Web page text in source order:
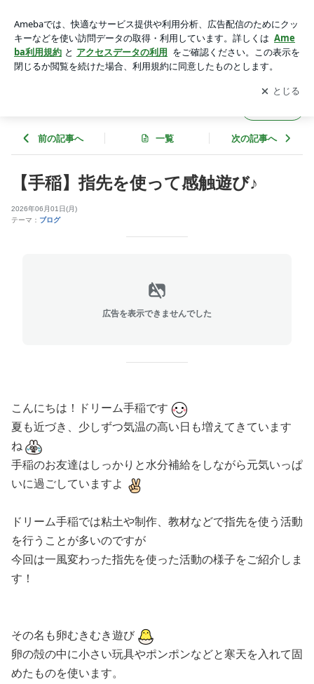
アプリをダウンロードして ブログの更新通知
を受け取りまし
ょう。
開く
前の記事へ 一覧 次の記事へ
【手稲】指先を使って感触遊び♪
2026年06月01日(月)
テーマ： ブログ
広告を表示できませんでした
こんにちは！ドリーム手稲です
夏も近づき、少しずつ気温の高い日も増えてきています
ね
手稲のお友達はしっかりと水分補給をしながら元気いっぱ
いに過ごしていますよ
ドリーム手稲では粘土や制作、教材などで指先を使う活動
を行うことが多いのですが
今回は一風変わった指先を使った活動の様子をご紹介しま
す！
その名も卵むきむき遊び
卵の殻の中に小さい玩具やポンポンなどと寒天を入れて固
めたものを使います。